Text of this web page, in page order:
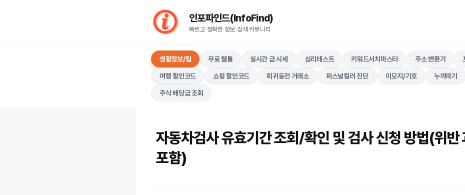
인포파인드(InfoFind)​​​​
빠르고 정확한 정보 검색 커뮤니티
생활정보/팁 무료 웹툴 실시간 금 시세 심리테스트 키워드서치마스터 주소 변환기
여행 할인코드 쇼핑 할인코드 희귀동전 거래소 퍼스널컬러 진단 이모지/기호 누끼따기
주식 배당금 조회
자동차검사 유효기간 조회/확인 및 검사 신청 방법(위반
포함)